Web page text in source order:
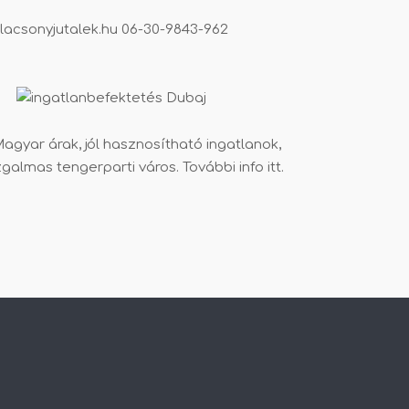
06-30-9843-962
árak, jól hasznosítható ingatlanok,
tengerparti város. További info itt.